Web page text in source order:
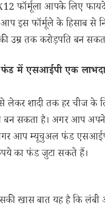
फॉर्मूला आपके लिए
इस फॉर्मूले के हिसाब से
उम्र तक करोड़पति बन
में एसआईपी एक
लेकर शादी तक हर चीज के
बन सकता है। अगर आप
आप म्यूचुअल फंड
का फंड जुटा सकते हैं।
खास बात यह है कि लंबी